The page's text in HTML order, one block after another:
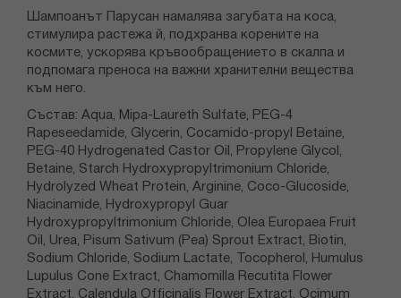
Шампоанът Парусан намалява загубата на коса,
стимулира растежа й, подхранва корените на
космите, ускорява кръвообращението в скалпа и
подпомага преноса на важни хранителни вещества
към него.
Състав: Aqua, Mipa-Laureth Sulfate, PEG-4
Rapeseedamide, Glycerin, Cocamido-propyl Betaine,
PEG-40 Hydrogenated Castor Oil, Propylene Glycol,
Betaine, Starch Hydroxypropyltrimonium Chloride,
Hydrolyzed Wheat Protein, Arginine, Coco-Glucoside,
Niacinamide, Hydroxypropyl Guar
Hydroxypropyltrimonium Chloride, Olea Europaea Fruit
Oil, Urea, Pisum Sativum (Pea) Sprout Extract, Biotin,
Sodium Chloride, Sodium Lactate, Tocopherol, Humulus
Lupulus Cone Extract, Chamomilla Recutita Flower
Extract, Calendula Officinalis Flower Extract, Ocimum